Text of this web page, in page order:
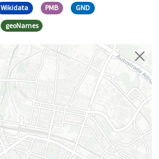
Wikidata PMB
GND
geoNames